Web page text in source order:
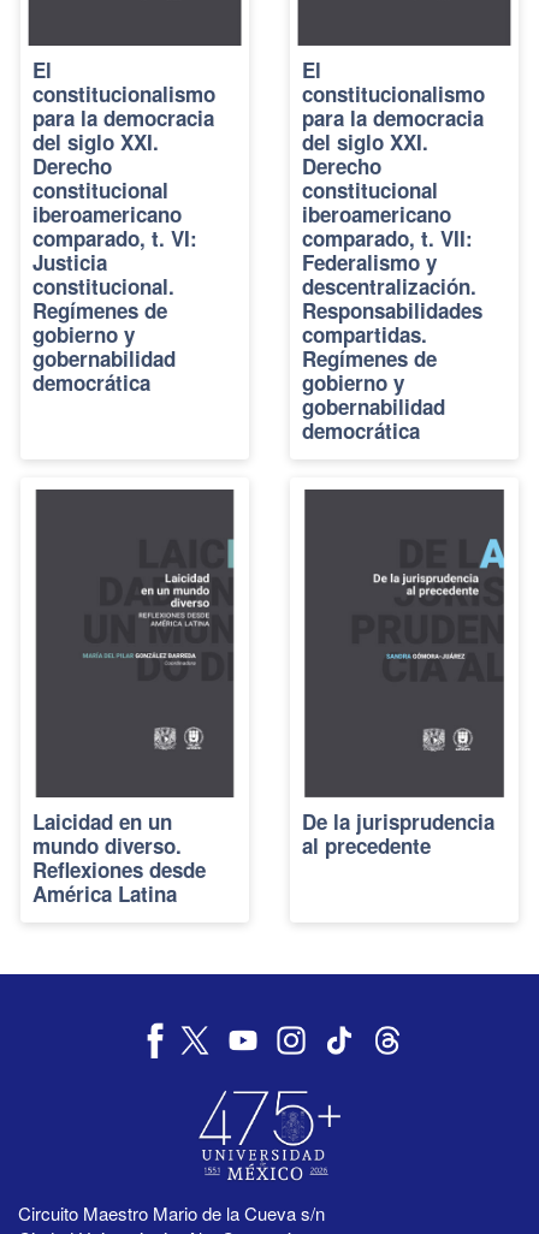
El
constitucionalismo
para la democracia
del siglo XXI.
Derecho
constitucional
iberoamericano
comparado, t. VI:
Justicia
constitucional.
Regímenes de
gobierno y
gobernabilidad
democrática
El
constitucionalismo
para la democracia
del siglo XXI.
Derecho
constitucional
iberoamericano
comparado, t. VII:
Federalismo y
descentralización.
Responsabilidades
compartidas.
Regímenes de
gobierno y
gobernabilidad
democrática
Laicidad en un
mundo diverso.
Reflexiones desde
América Latina
De la jurisprudencia
al precedente
Circuito Maestro Mario de la Cueva s/n